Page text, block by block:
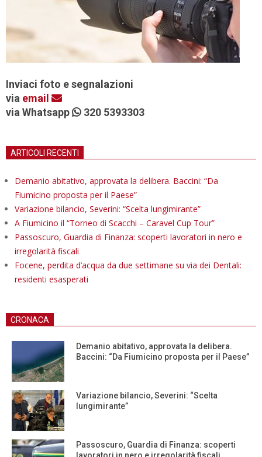
Inviaci foto e segnalazioni
via email
via Whatsapp
320 5393303
ARTICOLI RECENTI
Demanio abitativo, approvata la delibera. Baccini: “Da
Fiumicino proposta per il Paese”
Variazione bilancio, Severini: “Scelta lungimirante”
A Fiumicino il “Torneo di Scacchi – Caravel Cup Tour”
Passoscuro, Guardia di Finanza: scoperti lavoratori in nero e
irregolarità fiscali
Focene, perdita d’acqua da due settimane su via dei Dentali:
residenti esasperati
CRONACA
Demanio abitativo, approvata la delibera.
Baccini: “Da Fiumicino proposta per il Paese”
Variazione bilancio, Severini: “Scelta
lungimirante”
Passoscuro, Guardia di Finanza: scoperti